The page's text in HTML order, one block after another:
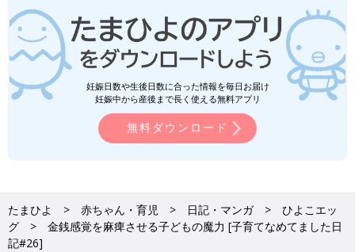
妊娠日数や生後日数に合った情報を毎日お届け
妊娠中から産後まで長く使える無料アプリ
無料ダウンロード
たまひよ 赤ちゃん・育児 日記・マンガ
ひよこエッ
グ
金銭感覚を麻痺させる子どもの魔力 [子育てなめてました日
記#26]